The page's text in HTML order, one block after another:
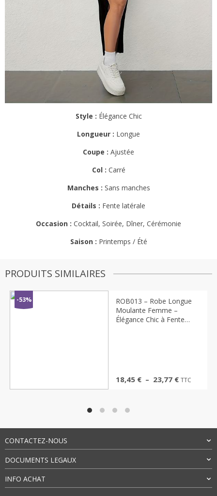
Style : Élégance Chic
Longueur : Longue
Coupe : Ajustée
Col : Carré
Manches : Sans manches
Détails : Fente latérale
Occasion : Cocktail, Soirée, Dîner, Cérémonie
Saison : Printemps / Été
PRODUITS SIMILAIRES
-53%
ROB013 – Robe Longue
Moulante Femme –
Élégance Chic à Fente
18,45 € – 23,77 €Plage
TTC
CONTACTEZ-NOUS
DOCUMENTS LEGAUX
INFO ACHAT